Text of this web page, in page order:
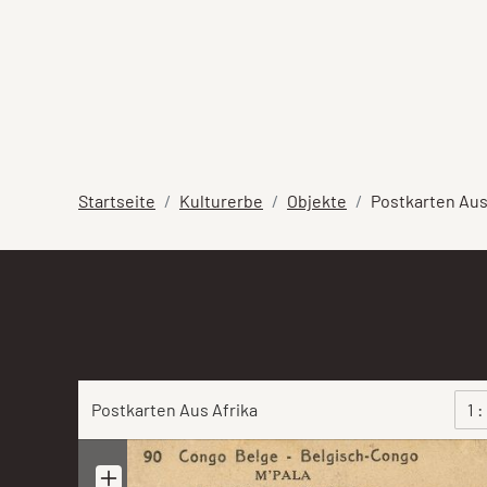
Startseite Kulturerbe Objekte Postkarten
Postkarten Aus Afrika 1